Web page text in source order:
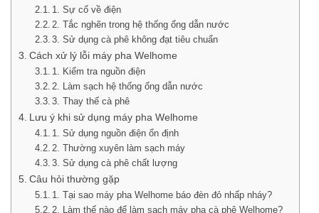
1. Sự cố về điện
2. Tắc nghẽn trong hệ thống ống dẫn nước
3. Sử dụng cà phê không đạt tiêu chuẩn
Cách xử lý lỗi máy pha Welhome
1. Kiểm tra nguồn điện
2. Làm sạch hệ thống ống dẫn nước
3. Thay thế cà phê
Lưu ý khi sử dụng máy pha Welhome
1. Sử dụng nguồn điện ổn định
2. Thường xuyên làm sạch máy
3. Sử dụng cà phê chất lượng
Câu hỏi thường gặp
1. Tại sao máy pha Welhome báo đèn đỏ nhấp nháy?
2. Làm thế nào để làm sạch máy pha cà phê Welhome?